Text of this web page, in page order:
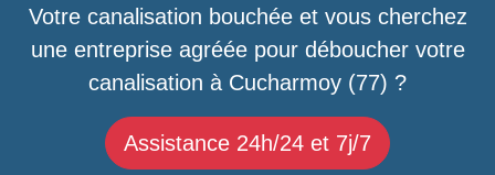
Votre canalisation bouchée et vous cherchez
une entreprise agréée pour déboucher votre
canalisation à Cucharmoy (77) ?
Assistance 24h/24 et 7j/7